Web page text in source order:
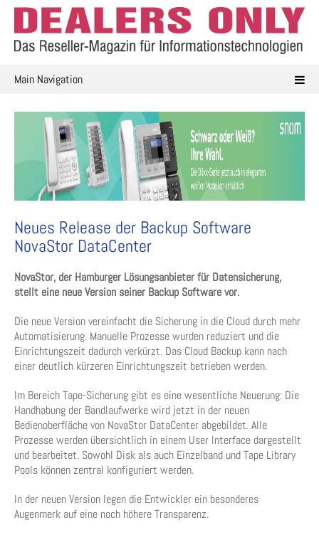
Skip
content
Main Navigation
Neues Release der Backup Software
NovaStor DataCenter
NovaStor, der Hamburger Lösungsanbieter für Datensicherung,
stellt eine neue Version seiner Backup Software vor.
Die neue Version vereinfacht die Sicherung in die Cloud durch mehr
Automatisierung. Manuelle Prozesse wurden reduziert und die
Einrichtungszeit dadurch verkürzt. Das Cloud Backup kann nach
einer deutlich kürzeren Einrichtungszeit betrieben werden.
Im Bereich Tape-Sicherung gibt es eine wesentliche Neuerung: Die
Handhabung der Bandlaufwerke wird jetzt in der neuen
Bedienoberfläche von NovaStor DataCenter abgebildet. Alle
Prozesse werden übersichtlich in einem User Interface dargestellt
und bearbeitet. Sowohl Disk als auch Einzelband und Tape Library
Pools können zentral konfiguriert werden.
In der neuen Version legen die Entwickler ein besonderes
Augenmerk auf eine noch höhere Transparenz.